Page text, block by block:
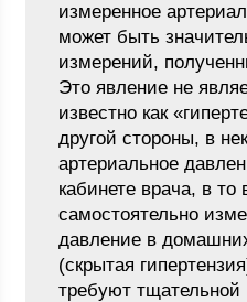
измеренное
может быть
измерений,
Это явление не
известно как
другой стороны, в
артериальное
кабинете врача, в то
самостоятельно
давление в
(скрытая
требуют тщательной